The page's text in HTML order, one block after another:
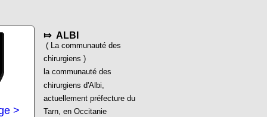
>
⤇ ALBI
( La communauté des
chirurgiens )
la communauté des
chirurgiens d'Albi,
actuellement préfecture du
Tarn, en Occitanie